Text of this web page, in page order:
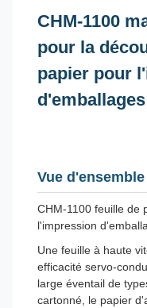
CHM-1100
pour la
papier pour
d'emballages
Vue
CHM-1100 feuille de
l'impression
Une feuille à haute
efficacité servo-
large éventail de
cartonné, le papier